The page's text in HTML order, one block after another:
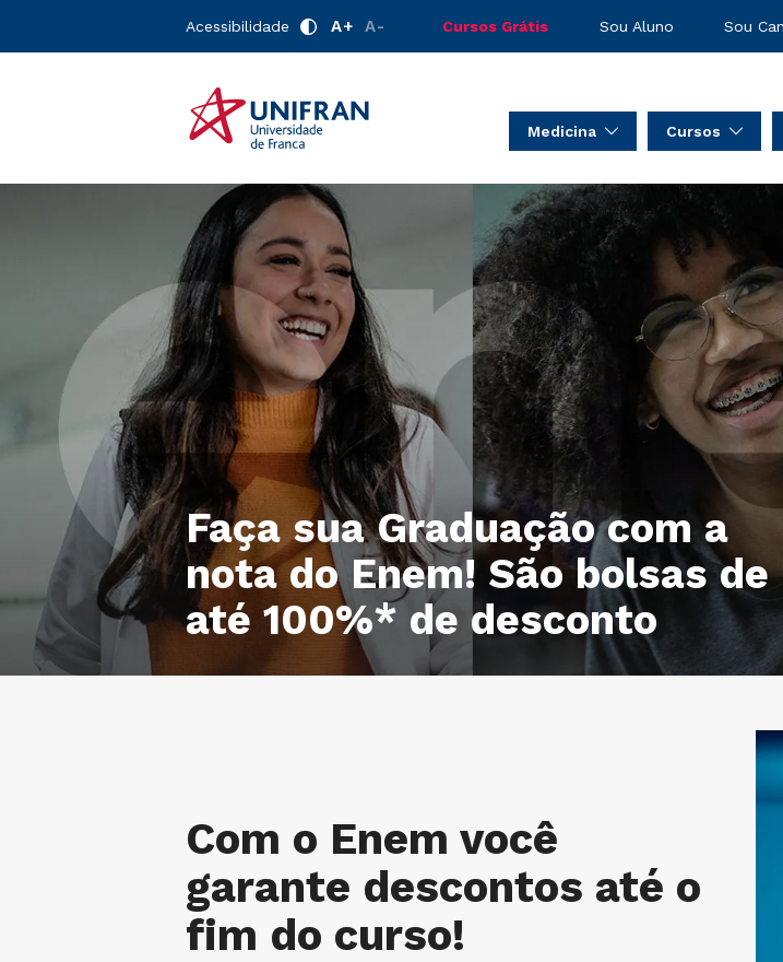
Acessibilidade A+ A- Cursos Grátis Sou Aluno Sou
Medicina Cursos
Faça sua Graduação com a
nota do Enem! São bolsas de
até 100%* de desconto
Com o Enem você
garante descontos até o
fim do curso!